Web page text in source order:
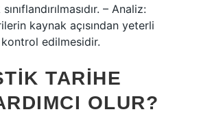
– Analiz:
kaynak açısından yeterli
kontrol edilmesidir.
TARIHE
OLUR?